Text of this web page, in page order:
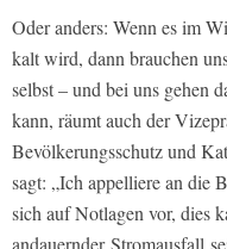
Oder anders: Wenn es im
kalt wird, dann brauchen
selbst – und bei uns gehen
kann, räumt auch der
Bevölkerungsschutz und
sagt: „Ich appelliere an die
sich auf Notlagen vor, dies
andauernder Stromausfall